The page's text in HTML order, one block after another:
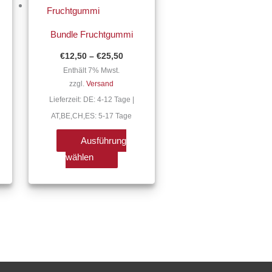
Bundle Fruchtgummi
€12,50 – €25,50
Enthält 7% Mwst.
zzgl.Versand
Lieferzeit: DE: 4-12 Tage |
AT,BE,CH,ES: 5-17 Tage
Ausführung
wählen
Varianten
auf.
Die
können
auf
der
werden